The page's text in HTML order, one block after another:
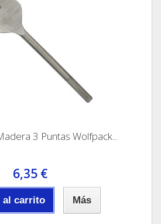
3 Puntas Wolfpack...
6,35 €
al carrito Más